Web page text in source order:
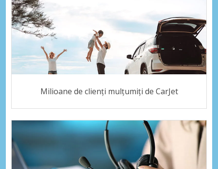
Milioane de clienți mulțumiți de CarJet